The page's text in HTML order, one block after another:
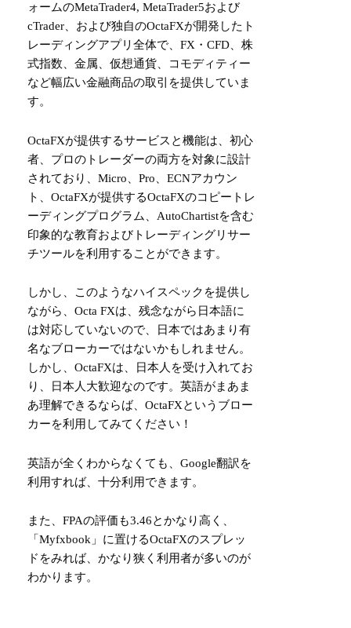
ォームのMetaTrader4, MetaTrader5および
cTrader、および独自のOctaFXが開発したト
レーディングアプリ全体で、FX・CFD、株
式指数、金属、仮想通貨、コモディティー
など幅広い金融商品の取引を提供していま
す。
OctaFXが提供するサービスと機能は、初心
者、プロのトレーダーの両方を対象に設計
されており、Micro、Pro、ECNアカウン
ト、OctaFXが提供するOctaFXのコピートレ
ーディングプログラム
、AutoChartistを含む
印象的な教育およびトレーディングリサー
チツールを利用することができます。
しかし、このようなハイスペックを提供し
ながら、Octa FXは、残念ながら日本語に
は対応していないので、日本ではあまり有
名なブローカーではないかもしれません。
しかし、OctaFXは、日本人を受け入れてお
り、日本人大歓迎なのです。英語がまあま
あ理解できるならば、OctaFXというブロー
カーを利用してみてください！
英語が全くわからなくても、Google翻訳を
利用すれば、十分利用できます。
また、FPAの評価も3.46とかなり高く、
「Myfxbook」に置けるOctaFXのスプレッ
ドをみれば、かなり狭く利用者が多いのが
わかります。